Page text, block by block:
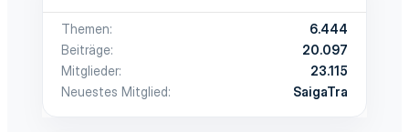
Themen
6.444
Beiträge
20.097
Mitglieder
23.115
Neuestes Mitglied
SaigaTra